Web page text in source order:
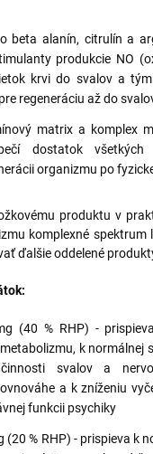
beta alanín, citrulín a
produkcie NO
krvi do svalov a
regeneráciu až do
matrix a komplex
dostatok všetkých
organizmu po
produktu v
komplexné spektrum
ďalšie oddelené
(40 % RHP) -
k normálnej
svalov a
a k zníženiu
funkcii psychiky
(20 % RHP) - prispieva k